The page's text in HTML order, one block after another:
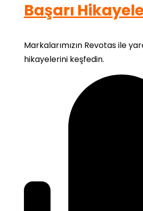
Başarı
Markalarımızın Revotas ile
hikayelerini keşfedin.